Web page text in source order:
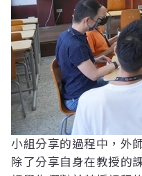
小組分享的過程中，外
除了分享自身在教授的